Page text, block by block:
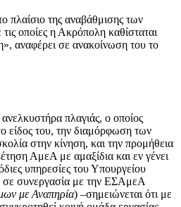
πλαίσιο της αναβάθμισης των
οποίες η Ακρόπολη καθίσταται
αναφέρει σε ανακοίνωση του το
πλαγιάς, ο οποίος
είδος του, την διαμόρφωση των
στην κίνηση, και την προμήθεια
ΑμεΑ με αμαξίδια και εν γένει
υπηρεσίες του Υπουργείου
σε συνεργασία με την ΕΣΑμεΑ
με Αναπηρία) –σημειώνεται ότι με